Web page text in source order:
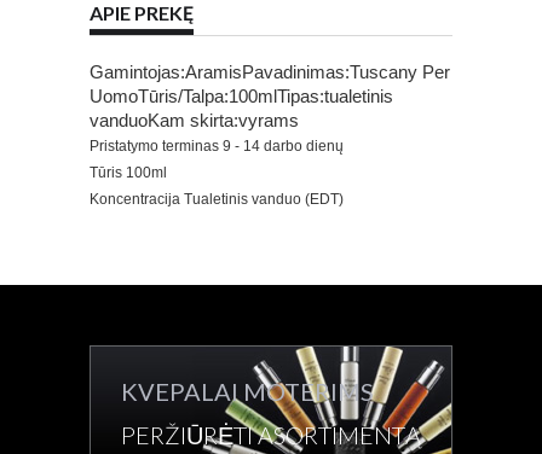
APIE PREKĘ
Gamintojas:AramisPavadinimas:Tuscany Per
UomoTūris/Talpa:100mlTipas:tualetinis
vanduoKam skirta:vyrams
Pristatymo terminas 9 - 14 darbo dienų
Tūris 100ml
Koncentracija Tualetinis vanduo (EDT)
KVEPALAI MOTERIMS
PERŽIŪRĖTI ASORTIMENTĄ